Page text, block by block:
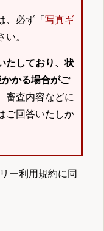
、必ず「 写真ギ
い。
たしており、状
かる場合がご
審査内容などに
ご回答いたしか
ー利用規約に同